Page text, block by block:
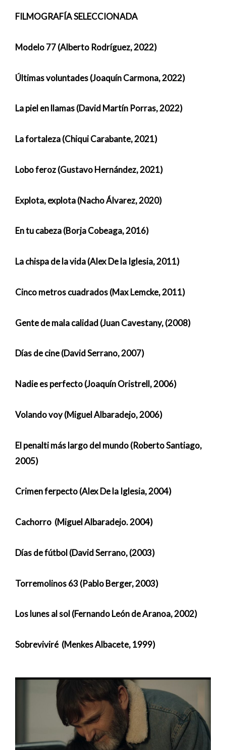
FILMOGRAFÍA SELECCIONADA
Modelo 77 (Alberto Rodríguez, 2022)
Últimas voluntades (Joaquín Carmona, 2022)
La piel en llamas (David Martín Porras, 2022)
La fortaleza (Chiqui Carabante, 2021)
Lobo feroz (Gustavo Hernández, 2021)
Explota, explota (Nacho Álvarez, 2020)
En tu cabeza (Borja Cobeaga, 2016)
La chispa de la vida (Alex De la Iglesia, 2011)
Cinco metros cuadrados (Max Lemcke, 2011)
Gente de mala calidad (Juan Cavestany, (2008)
Días de cine (David Serrano, 2007)
Nadie es perfecto (Joaquín Oristrell, 2006)
Volando voy (Miguel Albaradejo, 2006)
El penalti más largo del mundo (Roberto Santiago,
2005)
Crimen ferpecto (Alex De la Iglesia, 2004)
Cachorro (Miguel Albaradejo. 2004)
Días de fútbol (David Serrano, (2003)
Torremolinos 63 (Pablo Berger, 2003)
Los lunes al sol (Fernando León de Aranoa, 2002)
Sobreviviré (Menkes Albacete, 1999)